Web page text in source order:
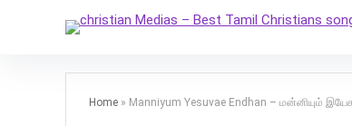
Home » Manniyum Yesuvae Endhan – மன்னியும்